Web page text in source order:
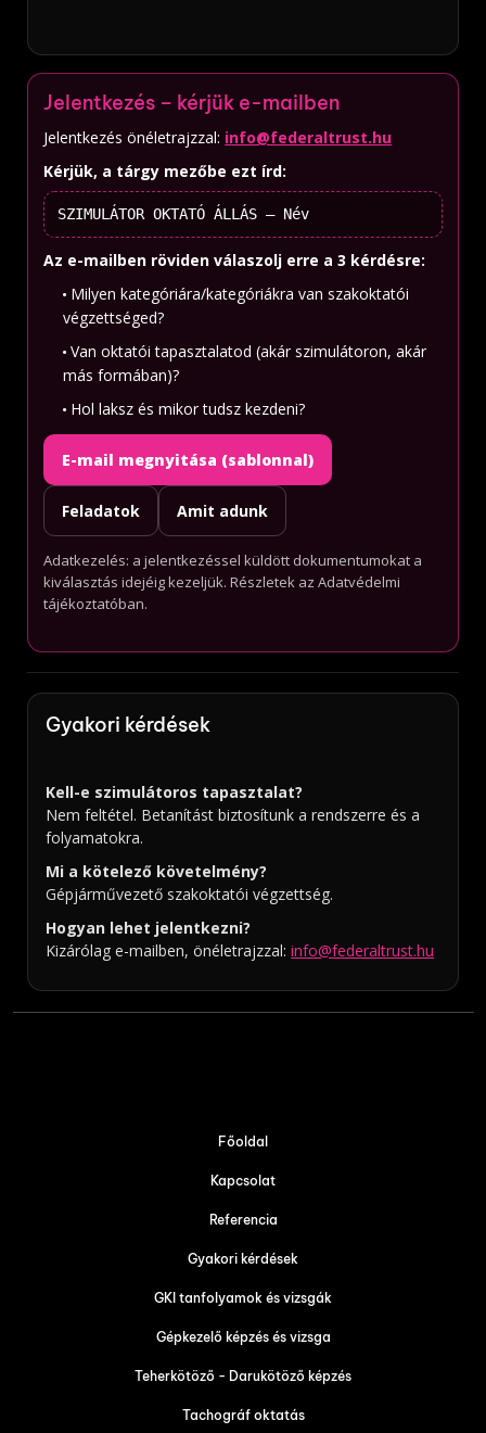
Jelentkezés – kérjük e-mailben
Jelentkezés önéletrajzzal: info@federaltrust.hu
Kérjük, a tárgy mezőbe ezt írd:
SZIMULÁTOR OKTATÓ ÁLLÁS – Név
Az e-mailben röviden válaszolj erre a 3 kérdésre:
Milyen kategóriára/kategóriákra van szakoktatói
végzettséged?
Van oktatói tapasztalatod (akár szimulátoron, akár
más formában)?
Hol laksz és mikor tudsz kezdeni?
E-mail megnyitása (sablonnal)
Feladatok Amit adunk
Adatkezelés: a jelentkezéssel küldött dokumentumokat a
kiválasztás idejéig kezeljük. Részletek az Adatvédelmi
tájékoztatóban.
Gyakori kérdések
Kell-e szimulátoros tapasztalat?
Nem feltétel. Betanítást biztosítunk a rendszerre és a
folyamatokra.
Mi a kötelező követelmény?
Gépjárművezető szakoktatói végzettség.
Hogyan lehet jelentkezni?
Kizárólag e-mailben, önéletrajzzal:info@federaltrust.hu
Főoldal
Kapcsolat
Referencia
Gyakori kérdések
GKI tanfolyamok és vizsgák
Gépkezelő képzés és vizsga
Teherkötöző - Darukötöző képzés
Tachográf oktatás